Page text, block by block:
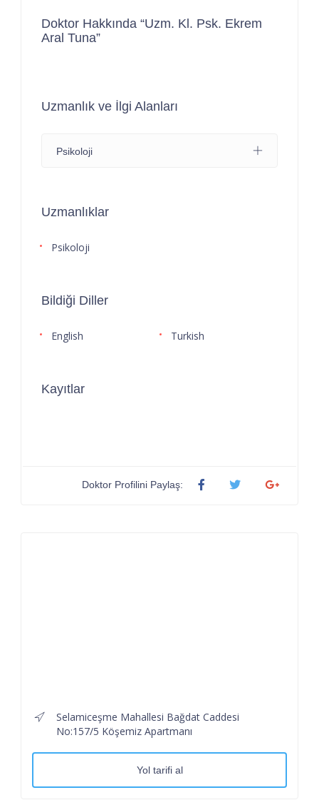
Doktor Hakkında “Uzm. Kl. Psk. Ekrem
Aral Tuna”
Uzmanlık ve İlgi Alanları
Psikoloji
Uzmanlıklar
Psikoloji
Bildiği Diller
English Turkish
Kayıtlar
Doktor Profilini Paylaş:
Selamiceşme Mahallesi Bağdat Caddesi
No:157/5 Köşemiz Apartmanı
Yol tarifi al